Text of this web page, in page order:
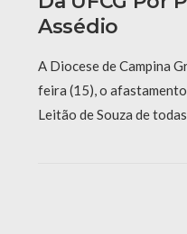
Assédio
A Diocese de Campina
feira (15), o
Leitão de Souza de